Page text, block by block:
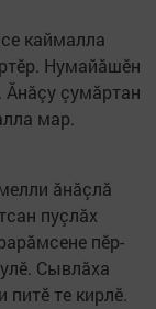
каймалла
Нумайăшӗн
Ăнăçу çумăртан
мар.
ăнăçлă
пуçлăх
пӗр-
Сывлăха
питӗ те кирлӗ.